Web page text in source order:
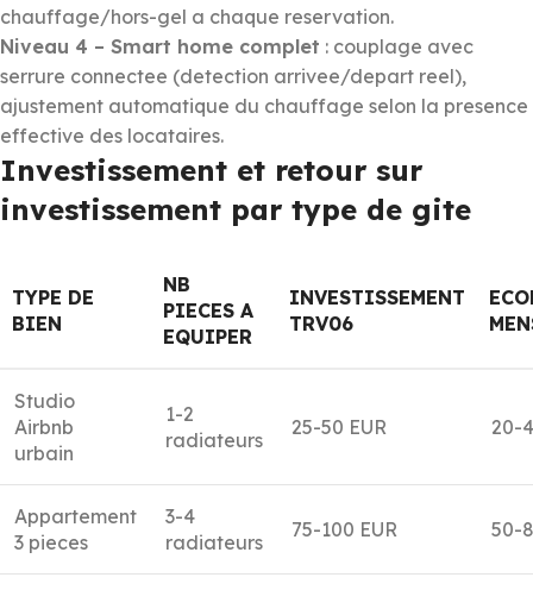
chauffage/hors-gel a chaque reservation.
Niveau 4 – Smart home complet : couplage avec
serrure connectee (detection arrivee/depart reel),
ajustement automatique du chauffage selon la presence
effective des locataires.
Investissement et retour sur
investissement par type de gite
TYPE DE
BIEN
NB
PIECES A
EQUIPER
INVESTISSEMENT
TRV06
Studio
Airbnb
urbain
1-2
radiateurs
25-50 EUR 20-
Appartement
3 pieces
3-4
radiateurs
75-100 EUR 50-